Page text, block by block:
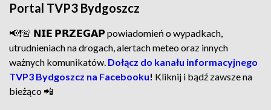
Portal TVP3 Bydgoszcz
📢❗🚨 𝗡𝗜𝗘 𝗣𝗥𝗭𝗘𝗚𝗔𝗣 powiadomień o wypadkach,
utrudnieniach na drogach, alertach meteo oraz innych
ważnych komunikatów. Dołącz do kanału informacyjnego
TVP3 Bydgoszcz na Facebooku! Kliknij i bądź zawsze na
bieżąco 📲